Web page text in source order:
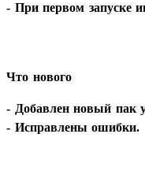
- При первом запуске
Что нового
- Добавлен новый пак
- Исправлены ошибки.